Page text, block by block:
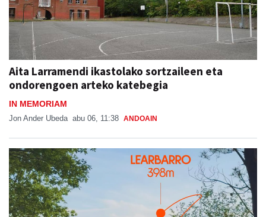
Aita Larramendi ikastolako sortzaileen eta
ondorengoen arteko katebegia
IN MEMORIAM
Jon Ander Ubeda abu 06, 11:38 ANDOAIN